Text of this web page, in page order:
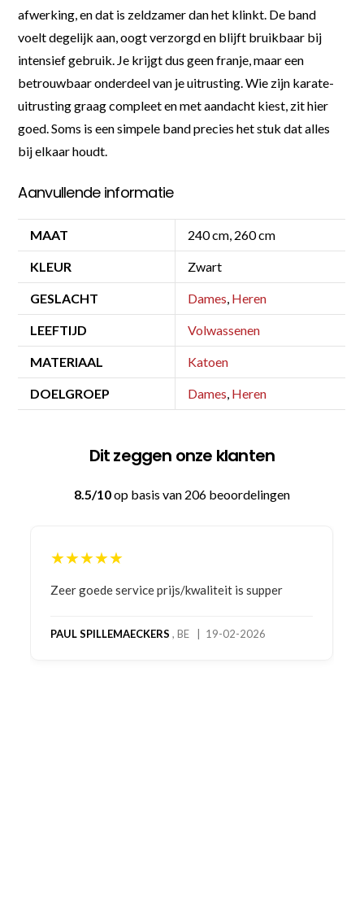
afwerking, en dat is zeldzamer dan het klinkt. De band
voelt degelijk aan, oogt verzorgd en blijft bruikbaar bij
intensief gebruik. Je krijgt dus geen franje, maar een
betrouwbaar onderdeel van je uitrusting. Wie zijn karate-
uitrusting graag compleet en met aandacht kiest, zit hier
goed. Soms is een simpele band precies het stuk dat alles
bij elkaar houdt.
Aanvullende informatie
MAAT 240 cm, 260 cm
KLEUR Zwart
GESLACHT Dames, Heren
LEEFTIJD Volwassenen
MATERIAAL Katoen
DOELGROEP Dames, Heren
Dit zeggen onze klanten
8.5/10op basis van 206 beoordelingen
★★★★★
Bestelling gedaan vanwege goede prijzen en
bestelling al ontvangen met gifts, waardoor je